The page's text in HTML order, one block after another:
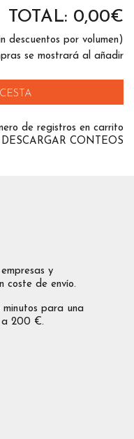
TOTAL: 0,00€
descuentos por volumen)
se mostrará al añadir
de registros en carrito
CONTEOS
y
coste de envío.
minutos para una
a 200 €.